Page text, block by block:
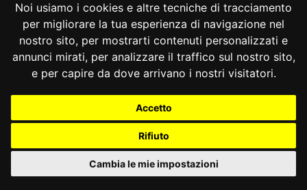
Noi usiamo i cookies e altre tecniche di tracciamento
per migliorare la tua esperienza di navigazione nel
nostro sito, per mostrarti contenuti personalizzati e
annunci mirati, per analizzare il traffico sul nostro sito,
e per capire da dove arrivano i nostri visitatori.
Accetto
Rifiuto
Cambia le mie impostazioni
La consultazione di questi o del materiale contenuto nel sito non
costituisce una relazione di consulenza legale.
Nessuno deve confidare o agire in base alle informazioni disponibili in
questo sito senza una consulenza legale professionale.
info@giurcost.org| Giurisprudenza Costituzionale|